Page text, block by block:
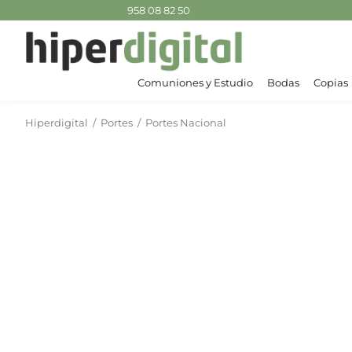
958 08 82 50
Comuniones y Estudio Bodas Copias
Hiperdigital / Portes / Portes Nacional